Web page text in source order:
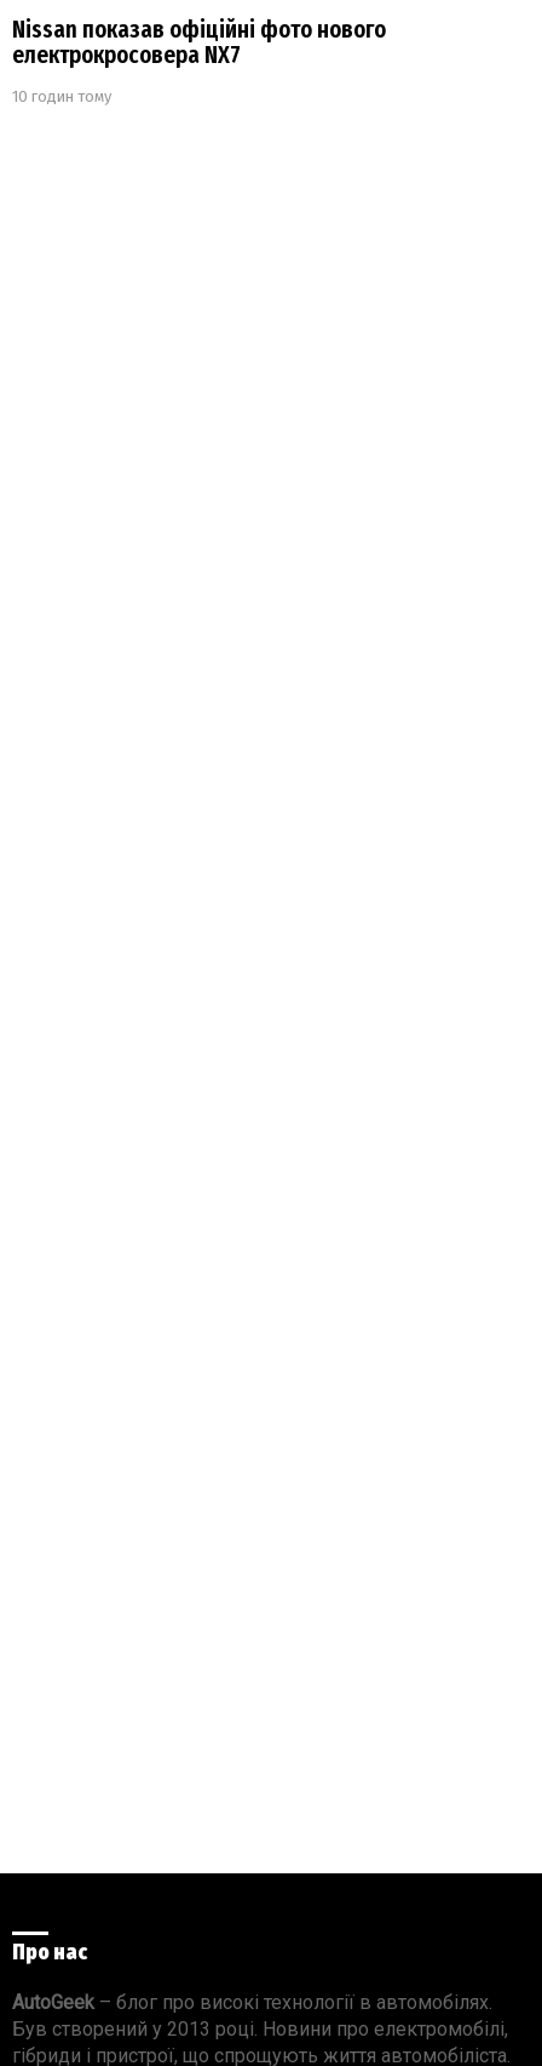
Nissan показав офіційні фото нового
електрокросовера NX7
10 годин тому
Про нас
AutoGeek– блог про високі технології в автомобілях.
Був створений у 2013 році. Новини про електромобілі,
гібриди і пристрої, що спрощують життя автомобіліста.